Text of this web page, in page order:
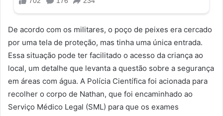
De acordo com os militares, o poço de peixes era cercado
por uma tela de proteção, mas tinha uma única entrada.
Essa situação pode ter facilitado o acesso da criança ao
local, um detalhe que levanta a questão sobre a segurança
em áreas com água. A Polícia Científica foi acionada para
recolher o corpo de Nathan, que foi encaminhado ao
Serviço Médico Legal (SML) para que os exames